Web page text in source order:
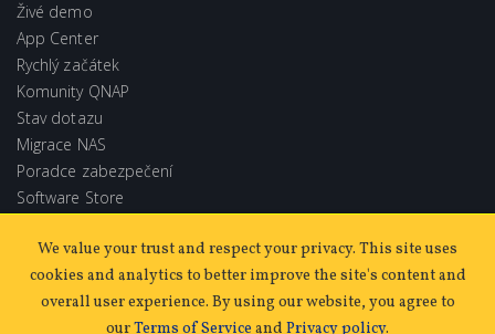
Živé demo
App Center
Rychlý začátek
Komunity QNAP
Stav dotazu
Migrace NAS
Poradce zabezpečení
Software Store
We value your trust and respect your privacy. This site uses
cookies and analytics to better improve the site's content and
overall user experience. By using our website, you agree to
ourTerms of Service and Privacy policy.